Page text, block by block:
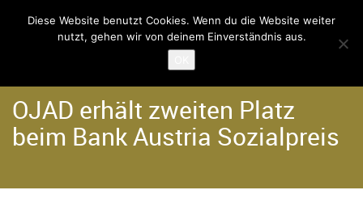
Der Verein
OJAD erhält zweiten Platz
beim Bank Austria Sozialpreis
Diese Website benutzt Cookies. Wenn du die Website weiter
nutzt, gehen wir von deinem Einverständnis aus.